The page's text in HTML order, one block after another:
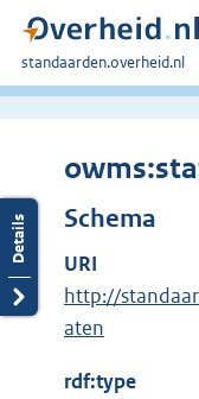
U
bent
standaarden.overheid.nl
Schema
URI
http://
aten
rdf:type